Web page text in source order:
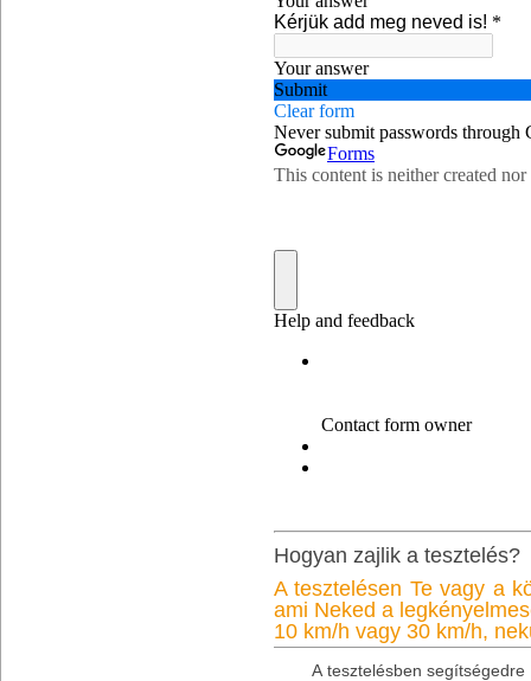
Hogyan zajlik a tesztelés?
A tesztelésen Te vagy a
ami Neked a
10 km/h vagy 30 km/h,
A tesztelésben